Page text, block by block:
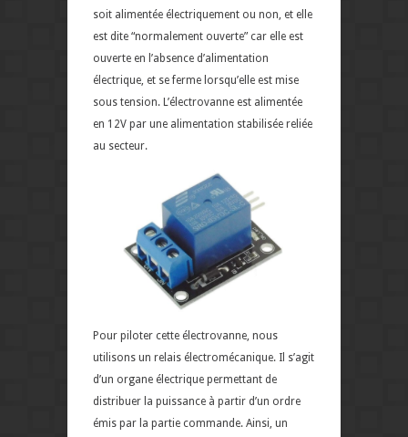
soit alimentée électriquement ou non, et elle
est dite “normalement ouverte” car elle est
ouverte en l’absence d’alimentation
électrique, et se ferme lorsqu’elle est mise
sous tension. L’électrovanne est alimentée
en 12V par une alimentation stabilisée reliée
au secteur.
Pour piloter cette électrovanne, nous
utilisons un relais électromécanique. Il s’agit
d’un organe électrique permettant de
distribuer la puissance à partir d’un ordre
émis par la partie commande. Ainsi, un